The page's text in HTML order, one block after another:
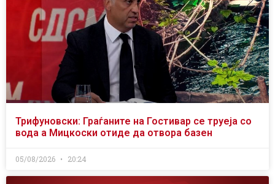
Трифуновски: Граѓаните на Гостивар се труеја со
вода а Мицкоски отиде да отвора базен
05/08/2026 20:24